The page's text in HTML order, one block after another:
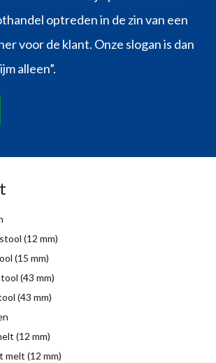
optreden in de zin van een
voor de klant. Onze slogan is dan
alleen”.
(12 mm)
(15 mm)
(43 mm)
(43 mm)
(12 mm)
melt (12 mm)